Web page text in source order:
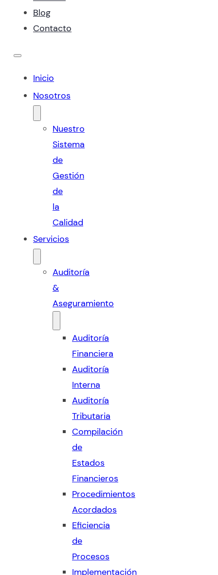
Blog
Contacto
Inicio
Nosotros
Nuestro
Sistema
de
Gestión
de
la
Calidad
Servicios
Auditoría
&
Aseguramiento
Auditoría
Financiera
Auditoría
Interna
Auditoría
Tributaria
Compilación
de
Estados
Financieros
Procedimientos
Acordados
Eficiencia
de
Procesos
Implementación